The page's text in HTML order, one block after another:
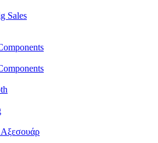
Sales